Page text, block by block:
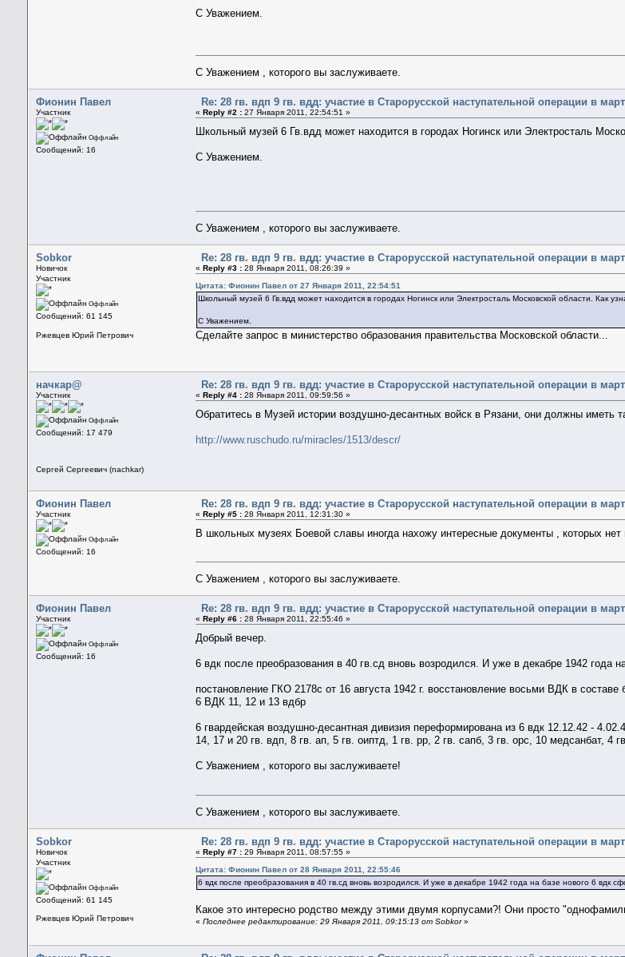
С Уважением.
С Уважением , которого вы заслуживаете.
Фионин Павел
Участник
Оффлайн
Сообщений: 16
Re: 28 гв. вдп 9 гв. вдд: участие в Старорусской наступательной операции в
«Reply #2 : 27 Января 2011, 22:54:51 »
Школьный музей 6 Гв.вдд может находится в городах Ногинск или Электросталь
С Уважением.
С Уважением , которого вы заслуживаете.
Sobkor
Новичок
Участник
Оффлайн
Сообщений: 61 145
Ржевцев Юрий Петрович
Re: 28 гв. вдп 9 гв. вдд: участие в Старорусской наступательной операции в
«Reply #3 : 28 Января 2011, 08:26:39 »
Цитата: Фионин Павел от 27 Января 2011, 22:54:51
Школьный музей 6 Гв.вдд может находится в городах Ногинск или Электросталь Московской области. Как
С Уважением.
Сделайте запрос в министерство образования правительства Московской области...
начкар@
Участник
Оффлайн
Сообщений: 17 479
Сергей Сергеевич (nachkar)
Re: 28 гв. вдп 9 гв. вдд: участие в Старорусской наступательной операции в
«Reply #4 : 28 Января 2011, 09:59:56 »
Обратитесь в Музей истории воздушно-десантных войск в Рязани, они должны иметь
http://www.ruschudo.ru/miracles/1513/descr/
Фионин Павел
Участник
Оффлайн
Сообщений: 16
Re: 28 гв. вдп 9 гв. вдд: участие в Старорусской наступательной операции в
«Reply #5 : 28 Января 2011, 12:31:30 »
В школьных музеях Боевой славы иногда нахожу интересные документы , которых
С Уважением , которого вы заслуживаете.
Фионин Павел
Участник
Оффлайн
Сообщений: 16
Re: 28 гв. вдп 9 гв. вдд: участие в Старорусской наступательной операции в
«Reply #6 : 28 Января 2011, 22:55:46 »
Добрый вечер.
6 вдк после преобразования в 40 гв.сд вновь возродился. И уже в декабре 1942 года
постановление ГКО 2178с от 16 августа 1942 г. восстановление восьми ВДК в составе
6 ВДК 11, 12 и 13 вдбр
6 гвардейская воздушно-десантная дивизия переформирована из 6 вдк 12.12.42 -
14, 17 и 20 гв. вдп, 8 гв. ап, 5 гв. оиптд, 1 гв. рр, 2 гв. сапб, 3 гв. орс, 10 медсанбат, 4
С Уважением , которого вы заслуживаете!
С Уважением , которого вы заслуживаете.
Sobkor
Новичок
Участник
Оффлайн
Сообщений: 61 145
Ржевцев Юрий Петрович
Re: 28 гв. вдп 9 гв. вдд: участие в Старорусской наступательной операции в
«Reply #7 : 29 Января 2011, 08:57:55 »
Цитата: Фионин Павел от 28 Января 2011, 22:55:46
6 вдк после преобразования в 40 гв.сд вновь возродился. И уже в декабре 1942 года на базе нового 6 вдк
Какое это интересно родство между этими двумя корпусами?! Они просто
«Последнее редактирование: 29 Января 2011, 09:15:13 от Sobkor»